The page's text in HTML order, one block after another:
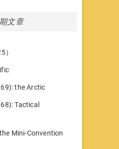
文章
）
the Arctic
Tactical
Mini-Convention